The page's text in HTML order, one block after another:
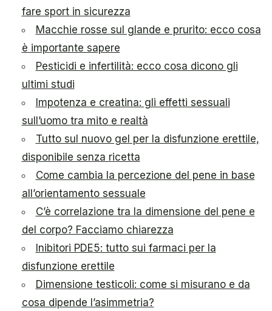
fare sport in sicurezza
Macchie rosse sul glande e prurito: ecco cosa
è importante sapere
Pesticidi e infertilità: ecco cosa dicono gli
ultimi studi
Impotenza e creatina: gli effetti sessuali
sull’uomo tra mito e realtà
Tutto sul nuovo gel per la disfunzione erettile,
disponibile senza ricetta
Come cambia la percezione del pene in base
all’orientamento sessuale
C’è correlazione tra la dimensione del pene e
del corpo? Facciamo chiarezza
Inibitori PDE5: tutto sui farmaci per la
disfunzione erettile
Dimensione testicoli: come si misurano e da
cosa dipende l’asimmetria?